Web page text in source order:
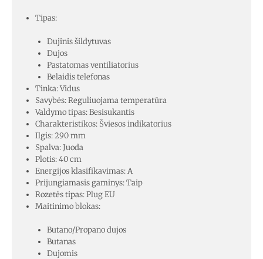
Tipas:
Dujinis šildytuvas
Dujos
Pastatomas ventiliatorius
Belaidis telefonas
Tinka: Vidus
Savybės: Reguliuojama temperatūra
Valdymo tipas: Besisukantis
Charakteristikos: Šviesos indikatorius
Ilgis: 290 mm
Spalva: Juoda
Plotis: 40 cm
Energijos klasifikavimas: A
Prijungiamasis gaminys: Taip
Rozetės tipas: Plug EU
Maitinimo blokas:
Butano/Propano dujos
Butanas
Dujomis